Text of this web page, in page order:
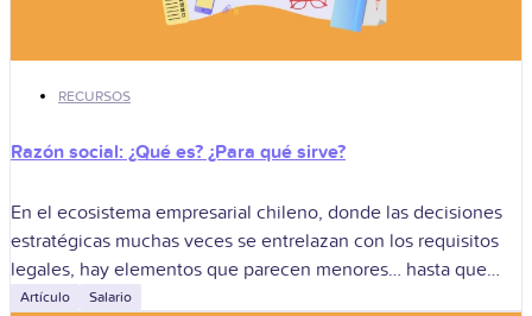
RECURSOS
Razón social: ¿Qué es? ¿Para qué sirve?
En el ecosistema empresarial chileno, donde las decisiones
estratégicas muchas veces se entrelazan con los requisitos
legales, hay elementos que parecen menores… hasta que
dejan de serlo. La razón social
Artículo Salario